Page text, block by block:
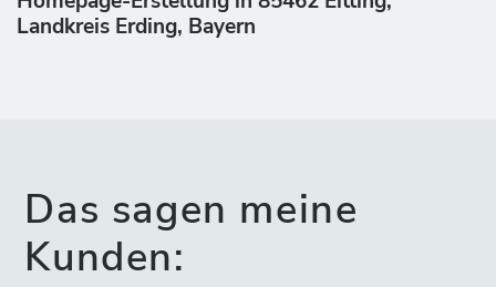
Landkreis Erding, Bayern
Das sagen meine
Kunden: